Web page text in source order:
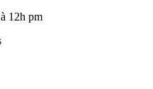
12h pm